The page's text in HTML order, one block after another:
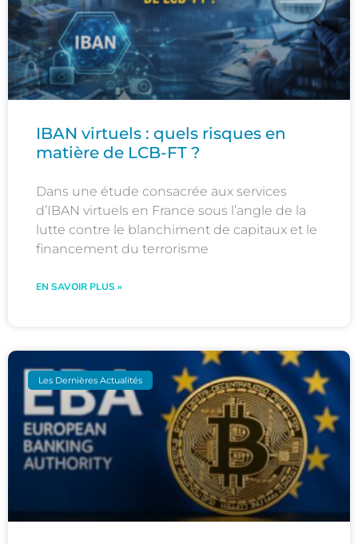
IBAN virtuels : quels risques en
matière de LCB-FT ?
Dans une étude consacrée aux services
d’IBAN virtuels en France sous l’angle de la
lutte contre le blanchiment de capitaux et le
financement du terrorisme
EN SAVOIR PLUS »
Les Dernières Actualités